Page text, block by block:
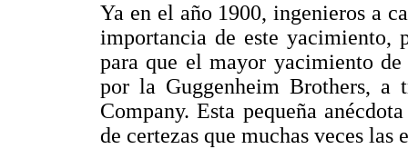
Ya en el año 1900, ingenieros a
importancia de este yacimiento,
para que el mayor yacimiento
por la Guggenheim Brothers, a
Company. Esta pequeña
de certezas que muchas veces las